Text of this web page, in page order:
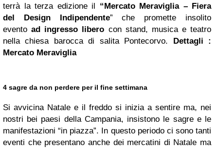
terrà la terza edizione il “Mercato Meraviglia – Fiera
del Design Indipendente” che promette insolito
eventoad ingresso libero con stand, musica e teatro
nella chiesa barocca di salita Pontecorvo. Dettagli :
Mercato Meraviglia
4 sagre da non perdere per il fine settimana
Si avvicina Natale e il freddo si inizia a sentire ma, nei
nostri bei paesi della Campania, insistono le sagre e le
manifestazioni “in piazza”. In questo periodo ci sono tanti
eventi che presentano anche dei mercatini di Natale ma